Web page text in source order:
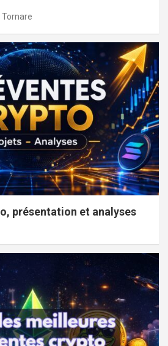
présentation et analyses